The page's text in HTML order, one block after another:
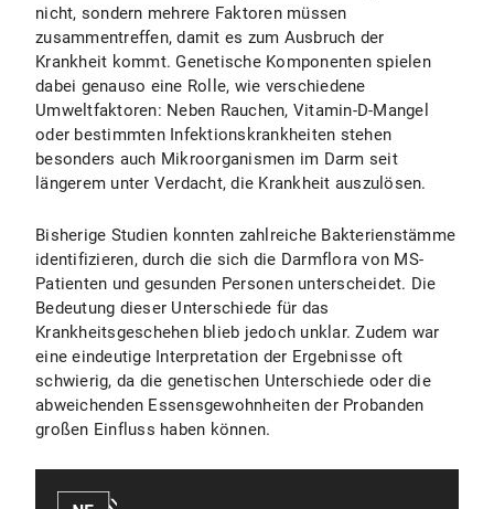
nicht, sondern mehrere Faktoren müssen
zusammentreffen, damit es zum Ausbruch der
Krankheit kommt. Genetische Komponenten spielen
dabei genauso eine Rolle, wie verschiedene
Umweltfaktoren: Neben Rauchen, Vitamin-D-Mangel
oder bestimmten Infektionskrankheiten stehen
besonders auch Mikroorganismen im Darm seit
längerem unter Verdacht, die Krankheit auszulösen.
Bisherige Studien konnten zahlreiche Bakterienstämme
identifizieren, durch die sich die Darmflora von MS-
Patienten und gesunden Personen unterscheidet. Die
Bedeutung dieser Unterschiede für das
Krankheitsgeschehen blieb jedoch unklar. Zudem war
eine eindeutige Interpretation der Ergebnisse oft
schwierig, da die genetischen Unterschiede oder die
abweichenden Essensgewohnheiten der Probanden
großen Einfluss haben können.